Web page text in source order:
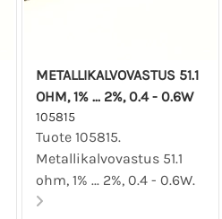
METALLIKALVOVASTUS 51.1
OHM, 1% ... 2%, 0.4 - 0.6W
105815
Tuote 105815.
Metallikalvovastus 51.1
ohm, 1% ... 2%, 0.4 - 0.6W.